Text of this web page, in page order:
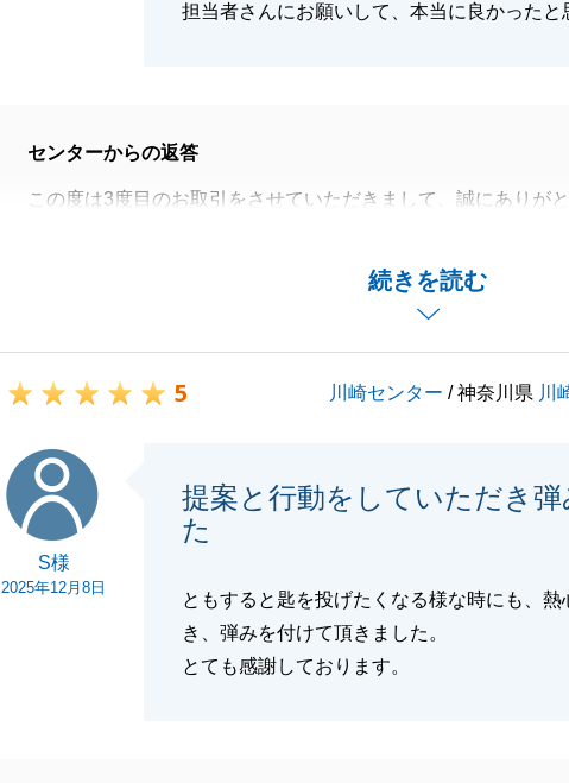
担当者さんにお願いして、本当に良かったと
続きを読む
センターからの返答
この度は3度目のお取引をさせていただきまして、誠にありが
6年前から始まり、改めて購入とご売却をお任せいただけました
今後とも、末永いお付き合いのほど、よろしくお願いいたしま
5 川崎センター / 神奈川県 川
S様
2025年12月8日
提案と行動をしていただき
た
ともすると匙を投げたくなる様な時にも、
き、弾みを付けて頂きました。
とても感謝しております。